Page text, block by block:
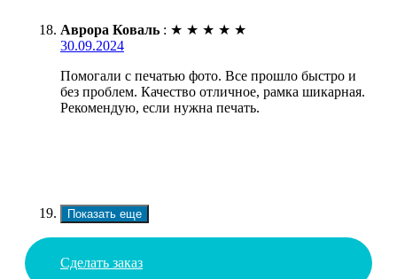
Аврора Коваль : ★ ★ ★ ★ ★
30.09.2024
Помогали с печатью фото. Все прошло быстро и
без проблем. Качество отличное, рамка шикарная.
Рекомендую, если нужна печать.
Показать еще
Сделать заказ